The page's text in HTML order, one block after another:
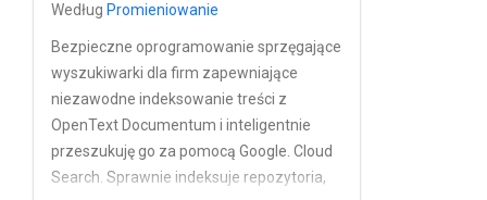
Alfred One oparte na modelu Aktywny
Katalogi i inne usługi katalogowe.
Według Promieniowanie
Bezpieczne oprogramowanie sprzęgające
wyszukiwarki dla firm zapewniające
niezawodne indeksowanie treści z
OpenText Documentum i inteligentnie
przeszukuję go za pomocą Google. Cloud
Search. Sprawnie indeksuje repozytoria,